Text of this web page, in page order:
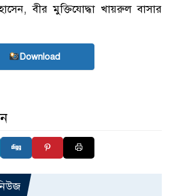
বীর মুক্তিযোদ্ধা খায়রুল বাসার
Download